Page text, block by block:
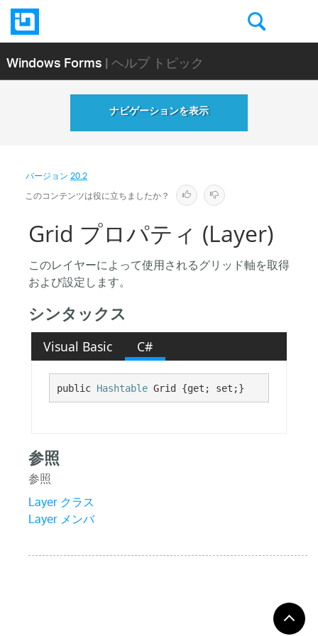
Windows Forms| ヘルプ トピック
ナビゲーションを表示
バージョン20.2
このコンテンツは役に立ちましたか？
Grid プロパティ (Layer)
このレイヤーによって使用されるグリッド軸を取得
および設定します。
シンタックス
Visual Basic C#
public Hashtable Grid {get; set;}
参照
参照
Layer クラス
Layer メンバ